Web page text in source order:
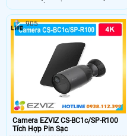
mặt trời để giám sát liên tục ở khu
vực không có nguồn điện. Khả năng
xoay ngang 340° và dọc 80° bao
quát không gian rộng hình ảnh sắc
nét cả ngày lẫn đêm.
Camera EZVIZ CS-BC1c/SP-R100
Tích Hợp Pin Sạc
905